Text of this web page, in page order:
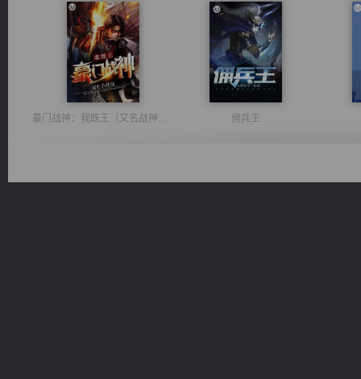
豪门战神：我既王（又名战神归来不败神婿修罗战神） 佣兵王